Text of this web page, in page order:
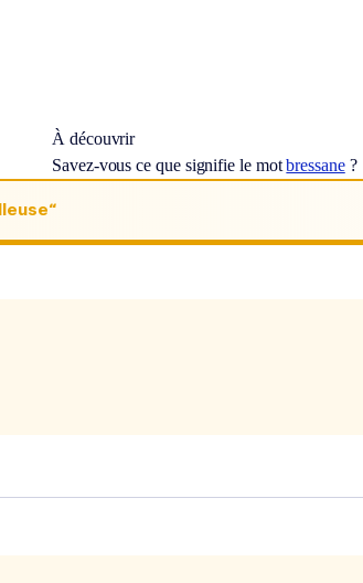
À découvrir
Savez-vous ce que signifie le motbressane?